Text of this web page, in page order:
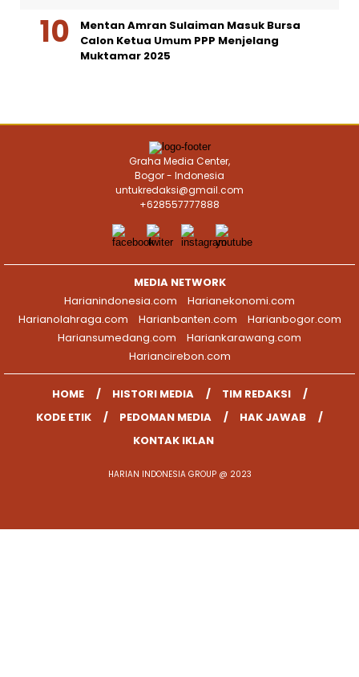
Mentan Amran Sulaiman Masuk Bursa
Calon Ketua Umum PPP Menjelang
Muktamar 2025
Graha Media Center,
Bogor - Indonesia
untukredaksi@gmail.com
+628557777888
MEDIA NETWORK
Harianindonesia.com
Harianekonomi.com
Harianolahraga.com
Harianbanten.com
Harianbogor.com
Hariansumedang.com
Hariankarawang.com
Hariancirebon.com
HOME HISTORI MEDIA
TIM REDAKSI
KODE ETIK
PEDOMAN MEDIA
HAK JAWAB
KONTAK IKLAN
HARIAN INDONESIA GROUP @ 2023